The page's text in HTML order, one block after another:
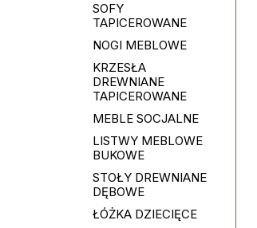
SOFY
TAPICEROWANE
NOGI MEBLOWE
KRZESŁA
DREWNIANE
TAPICEROWANE
MEBLE SOCJALNE
LISTWY MEBLOWE
BUKOWE
STOŁY DREWNIANE
DĘBOWE
ŁÓŻKA DZIECIĘCE